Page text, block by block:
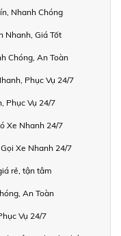
Nhanh Chóng
Nhanh, Giá Tốt
Chóng, An Toàn
Phục Vụ 24/7
Phục Vụ 24/7
Xe Nhanh 24/7
Xe Nhanh 24/7
rẻ, tận tâm
An Toàn
Vụ 24/7